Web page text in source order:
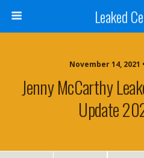
Leaked
November 14, 2021
Jenny McCarthy
Update